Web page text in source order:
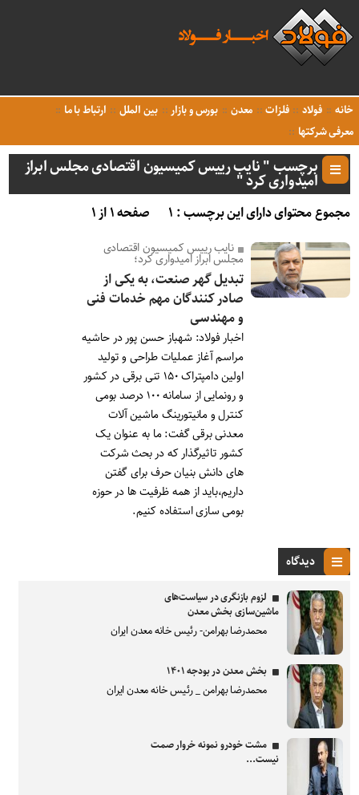
خانه فولاد فلزات معدن بورس و بازار بین الملل
ارتباط با ما
معرفی شرکتها
برچسب " نایب رییس کمیسیون اقتصادی مجلس ابراز
امیدواری کرد "
مجموع محتوای دارای این برچسب : ۱ صفحه ۱ از ۱
نایب رییس کمیسیون اقتصادی
مجلس ابراز امیدواری کرد؛
تبدیل گهر صنعت، به یکی از
صادر کنندگان مهم خدمات فنی
و مهندسی
اخبار فولاد: شهباز حسن پور در حاشیه
مراسم آغاز عملیات طراحی و تولید
اولین دامپتراک ۱۵۰ تنی برقی در کشور
و رونمایی از سامانه ۱۰۰ درصد بومی
کنترل و مانیتورینگ ماشین آلات
معدنی برقی گفت: ما به عنوان یک
کشور تاثیرگذار که در بحث شرکت
های دانش بنیان حرف برای گفتن
داریم،باید از همه ظرفیت ها در حوزه
بومی سازی استفاده کنیم.
دیدگاه
لزوم بازنگری در سیاست‌های
ماشین‌سازی بخش معدن
محمدرضا بهرامن- رئیس خانه معدن ایران
بخش معدن در بودجه ۱۴۰۱
محمدرضا بهرامن _ رئیس خانه معدن ایران
مشت خودرو نمونه خروار صمت
نیست...